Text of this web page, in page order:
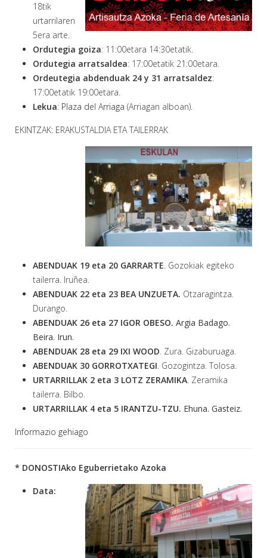
18tik
urtarrilaren
5era arte.
Ordutegia goiza: 11:00etara 14:30etatik.
Ordutegia arratsaldea: 17:00etatik 21:00etara.
Ordeutegia abdenduak 24 y 31 arratsaldez:
17:00etatik 19:00etara.
Lekua: Plaza del Arriaga (Arriagan alboan).
EKINTZAK: ERAKUSTALDIA ETA TAILERRAK
ABENDUAK 19 eta 20 GARRARTE. Gozokiak egiteko
tailerra. Iruñea.
ABENDUAK 22 eta 23 BEA UNZUETA. Otzaragintza.
Durango.
ABENDUAK 26 eta 27 IGOR OBESO. Argia Badago.
Beira. Irun.
ABENDUAK 28 eta 29 IXI WOOD. Zura. Gizaburuaga.
ABENDUAK 30 GORROTXATEGI. Gozogintza. Tolosa.
URTARRILLAK 2 eta 3 LOTZ ZERAMIKA. Zeramika
tailerra. Bilbo.
URTARRILLAK 4 eta 5 IRANTZU-TZU. Ehuna. Gasteiz.
Informazio gehiago
* DONOSTIAko Eguberrietako Azoka
Data: